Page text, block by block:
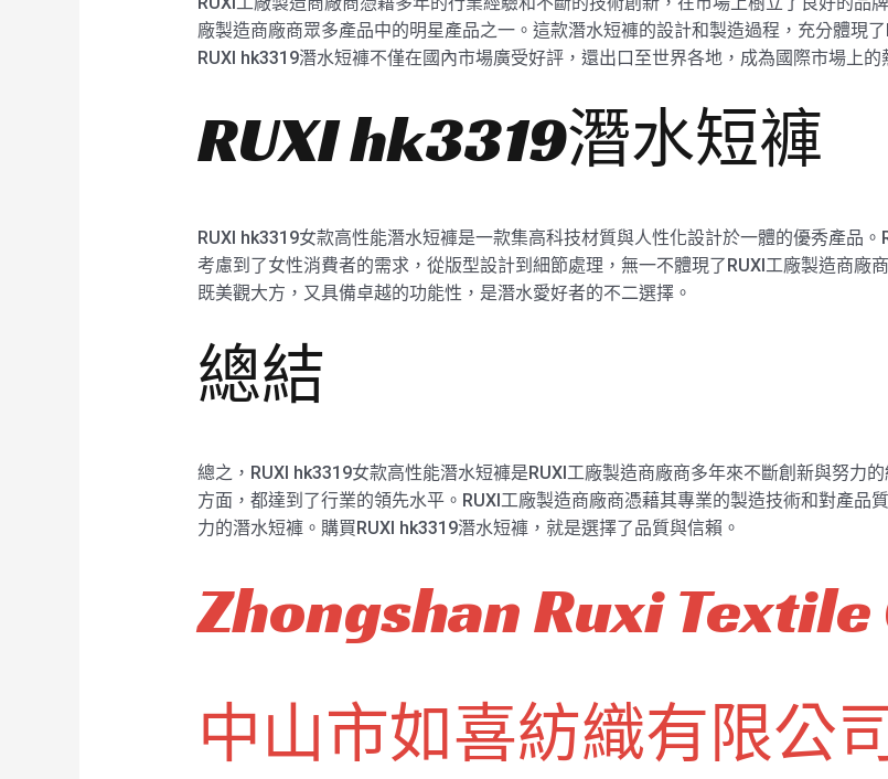
廠製造商廠商眾多產品中的明星產品之一。這款潛水短褲的設計和製造過程，充分體現
RUXI hk3319潛水短褲不僅在國內市場廣受好評，還出口至世界各地，成為國際市場上的
RUXI hk3319潛水短褲
RUXI hk3319女款高性能潛水短褲是一款集高科技材質與人性化設計於一體的優秀產品
考慮到了女性消費者的需求，從版型設計到細節處理，無一不體現了RUXI工廠製造商廠
既美觀大方，又具備卓越的功能性，是潛水愛好者的不二選擇。
總結
總之，RUXI hk3319女款高性能潛水短褲是RUXI工廠製造商廠商多年來不斷創新與努力
方面，都達到了行業的領先水平。RUXI工廠製造商廠商憑藉其專業的製造技術和對產品
力的潛水短褲。購買RUXI hk3319潛水短褲，就是選擇了品質與信賴。
Zhongshan Ruxi Textile
中山市如喜紡織有限公